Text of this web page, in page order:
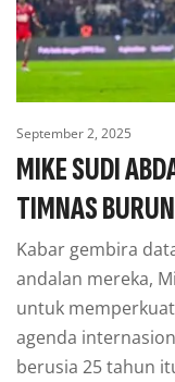
September 2, 2025
MIKE SUDI
TIMNAS
Kabar gembira
andalan mereka,
untuk
agenda
berusia 25 tahun